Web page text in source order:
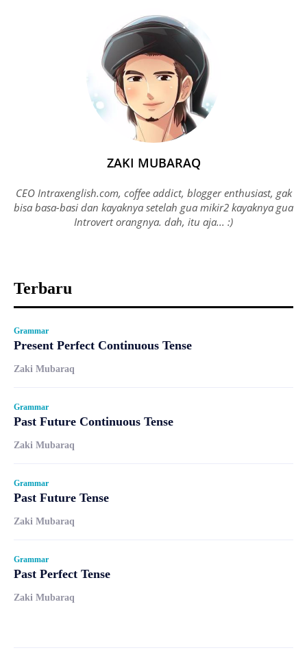
ZAKI MUBARAQ
CEO Intraxenglish.com, coffee addict, blogger enthusiast, gak
bisa basa-basi dan kayaknya setelah gua mikir2 kayaknya gua
Introvert orangnya. dah, itu aja... :)
Terbaru
Grammar
Present Perfect Continuous Tense
Zaki Mubaraq
Grammar
Past Future Continuous Tense
Zaki Mubaraq
Grammar
Past Future Tense
Zaki Mubaraq
Grammar
Past Perfect Tense
Zaki Mubaraq